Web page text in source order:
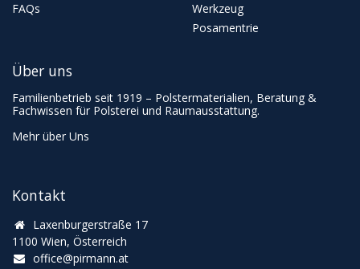
FAQs
Werkzeug
Posamentrie
Kontakt
Laxenburgerstraße 17
1100 Wien, Österreich
office@pirmann.at
Über uns
Familienbetrieb seit 1919 – Polstermaterialien, Beratung &
Fachwissen für Polsterei und Raumausstattung.
Mehr über Uns